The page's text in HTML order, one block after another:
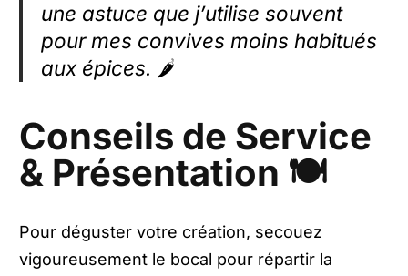
une astuce que j’utilise souvent
pour mes convives moins habitués
aux épices. 🌶️
Conseils de Service
& Présentation 🍽️
Pour déguster votre création, secouez
vigoureusement le bocal pour répartir la